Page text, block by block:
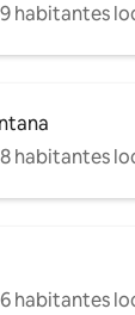
habitantes
habitantes
habitantes